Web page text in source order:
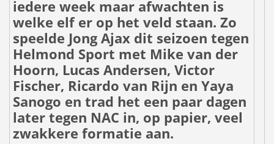
iedere week maar afwachten is
welke elf er op het veld staan. Zo
speelde Jong Ajax dit seizoen tegen
Helmond Sport met Mike van der
Hoorn, Lucas Andersen, Victor
Fischer, Ricardo van Rijn en Yaya
Sanogo en trad het een paar dagen
later tegen NAC in, op papier, veel
zwakkere formatie aan.